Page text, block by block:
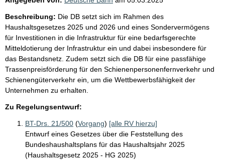
Beschreibung: Die DB setzt sich im Rahmen des
Haushaltsgesetzes 2025 und 2026 und eines Sondervermögens
für Investitionen in die Infrastruktur für eine bedarfsgerechte
Mitteldotierung der Infrastruktur ein und dabei insbesondere für
das Bestandsnetz. Zudem setzt sich die DB für eine passfähige
Trassenpreisförderung für den Schienenpersonenfernverkehr und
Schienengüterverkehr ein, um die Wettbewerbsfähigkeit der
Unternehmen zu erhalten.
Zu Regelungsentwurf:
BT-Drs. 21/500 (Vorgang) [alle RV hierzu]
Entwurf eines Gesetzes über die Feststellung des
Bundeshaushaltsplans für das Haushaltsjahr 2025
(Haushaltsgesetz 2025 - HG 2025)